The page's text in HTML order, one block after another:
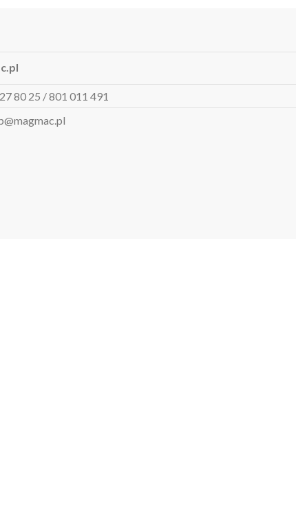
80 25 / 801 011 491